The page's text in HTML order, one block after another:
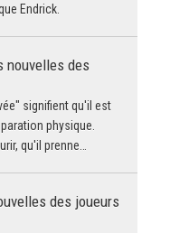
Endrick.
nouvelles des
signifient qu'il est
physique.
qu'il prenne…
des joueurs